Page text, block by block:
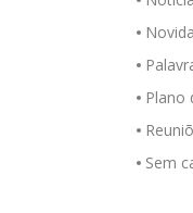
Plano
Sem